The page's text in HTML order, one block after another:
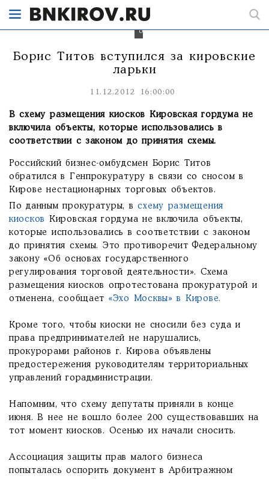
и
отменена.
Борис Титов вступился за кировские
ларьки
11.12.2012 16:00:00
В схему размещения киосков Кировская гордума не
включила объекты, которые использовались в
соответствии с законом до принятия схемы.
Российский бизнес-омбудсмен Борис Титов
обратился в Генпрокуратуру в связи со сносом в
Кирове нестационарных торговых объектов.
По данным прокуратуры, всхему размещения
киосков
Кировская гордума не включила объекты,
которые использовались в соответствии с законом
до принятия схемы. Это противоречит Федеральному
закону «Об основах государственного
регулирования торговой деятельности». Схема
размещения киосков опротестована прокуратурой и
отменена, сообщает «Эхо Москвы» в Кирове.
Кроме того, чтобы киоски не сносили без суда и
права предпринимателей не нарушались,
прокурорами районов г. Кирова объявлены
предостережения руководителям территориальных
управлений горадминистрации.
Напомним, что схему депутаты приняли в конце
июня. В нее не вошло более 200 существовавших на
тот момент киосков. Осенью их начали сносить.
Ассоциация защиты прав малого бизнеса
попыталась оспорить документ в Арбитражном